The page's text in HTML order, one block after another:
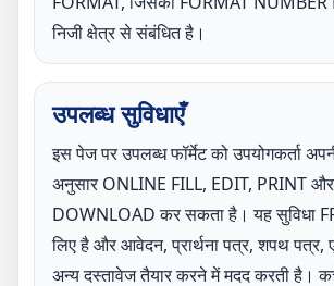
निजी क्षेत्र से संबंधित है।
उपलब्ध सुविधाएँ
इस पेज पर उपलब्ध फॉर्मेट को उपयोगकर्ता
अनुसार ONLINE FILL, EDIT, PRINT
DOWNLOAD कर सकता है। यह सुविधा
लिए है और आवेदन, प्रार्थना पत्र, शपथ पत्र,
अन्य दस्तावेज तैयार करने में मदद करती है।